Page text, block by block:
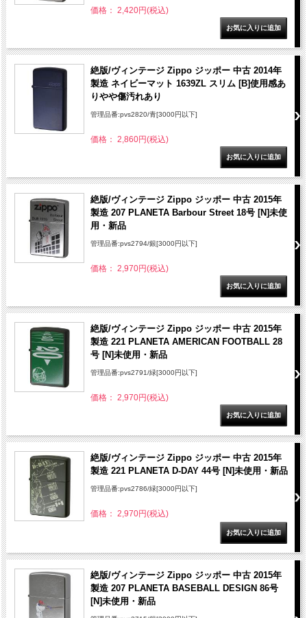
価格： 2,420円(税込)
絶版/ヴィンテージ Zippo ジッポー 中古 2014年
製造 ネイビーマット 1639ZL スリム [B]使用感あ
りやや傷汚れあり
管理品番:pvs2820/青[3000円以下]
価格： 2,860円(税込)
絶版/ヴィンテージ Zippo ジッポー 中古 2015年
製造 207 PLANETA Barbour Street 18号 [N]未使
用・新品
管理品番:pvs2794/銀[3000円以下]
価格： 2,970円(税込)
絶版/ヴィンテージ Zippo ジッポー 中古 2015年
製造 221 PLANETA AMERICAN FOOTBALL 28
号 [N]未使用・新品
管理品番:pvs2791/緑[3000円以下]
価格： 2,970円(税込)
絶版/ヴィンテージ Zippo ジッポー 中古 2015年
製造 221 PLANETA D-DAY 44号 [N]未使用・新品
管理品番:pvs2786/緑[3000円以下]
価格： 2,970円(税込)
絶版/ヴィンテージ Zippo ジッポー 中古 2015年
製造 207 PLANETA BASEBALL DESIGN 86号
[N]未使用・新品